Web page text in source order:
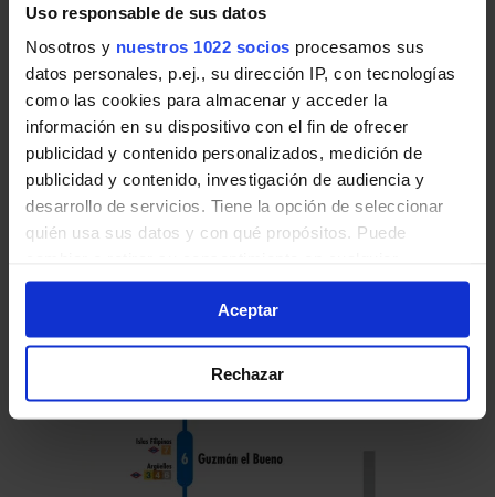
Uso responsable de sus datos
Nosotros y nuestros 1022 socios procesamos sus
datos personales, p.ej., su dirección IP, con tecnologías
como las cookies para almacenar y acceder la
información en su dispositivo con el fin de ofrecer
publicidad y contenido personalizados, medición de
publicidad y contenido, investigación de audiencia y
desarrollo de servicios. Tiene la opción de seleccionar
quién usa sus datos y con qué propósitos. Puede
momento desde la Declaración de cookies o clicando en
el Menú de consentimiento.
Si lo permite, también quisiéramos:
Identificar su dispositivo analizándolo activamente
para buscar características específicas (huellas
Aceptar
Rechazar
Pulsa en la imagen para mostrar elhorario
de idacompleto.
Horario de vuelta
Tabla de horarios y frecuencias en sentido